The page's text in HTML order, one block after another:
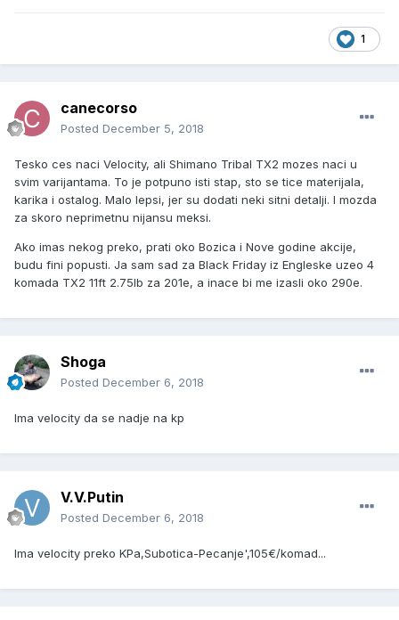
1
canecorso
Posted December 5, 2018
Tesko ces naci Velocity, ali Shimano Tribal TX2 mozes naci u
svim varijantama. To je potpuno isti stap, sto se tice materijala,
karika i ostalog. Malo lepsi, jer su dodati neki sitni detalji. I mozda
za skoro neprimetnu nijansu meksi.
Ako imas nekog preko, prati oko Bozica i Nove godine akcije,
budu fini popusti. Ja sam sad za Black Friday iz Engleske uzeo 4
komada TX2 11ft 2.75lb za 201e, a inace bi me izasli oko 290e.
Shoga
Posted December 6, 2018
Ima velocity da se nadje na kp
V.V.Putin
Posted December 6, 2018
Ima velocity preko KPa,Subotica-Pecanje',105€/komad...